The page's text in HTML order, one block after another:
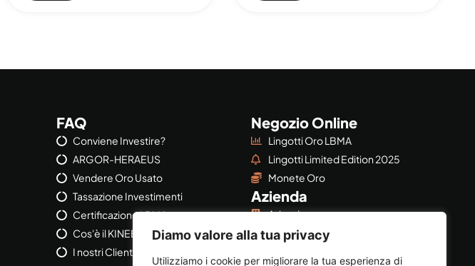
Diamo valore alla tua privacy
Utilizziamo i cookie per migliorare la tua esperienza di
FAQ
Conviene Investire?
ARGOR-HERAEUS
Vendere Oro Usato
Tassazione Investimenti
Certificazione LBMA
Cos'è il KINEBAR©?
I nostri Clienti
Negozio Online
Lingotti Oro LBMA
Lingotti Limited Edition 2025
Monete Oro
Azienda
Azienda
Privacy & Policy